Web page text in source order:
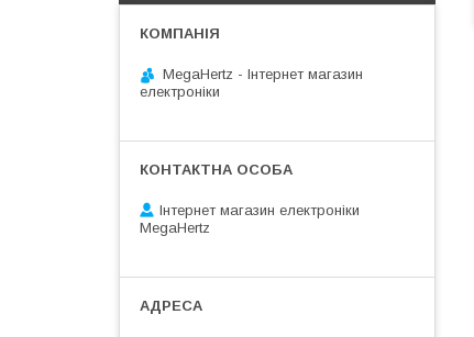
MegaHertz - Інтернет магазин
електроніки
Інтернет магазин електроніки
MegaHertz